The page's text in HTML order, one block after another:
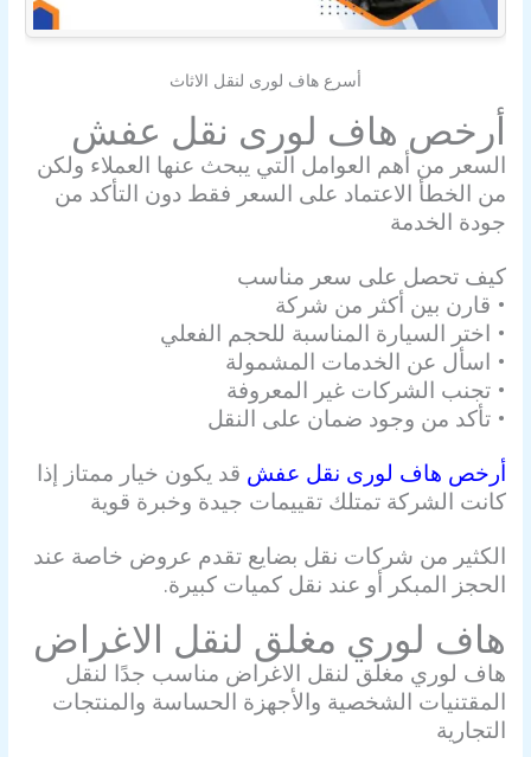
أسرع هاف لورى لنقل الاثاث
أرخص هاف لورى نقل عفش
السعر من أهم العوامل التي يبحث عنها العملاء ولكن
من الخطأ الاعتماد على السعر فقط دون التأكد من
جودة الخدمة
كيف تحصل على سعر مناسب
• قارن بين أكثر من شركة
• اختر السيارة المناسبة للحجم الفعلي
• اسأل عن الخدمات المشمولة
• تجنب الشركات غير المعروفة
• تأكد من وجود ضمان على النقل
أرخص هاف لورى نقل عفش قد يكون خيار ممتاز إذا
كانت الشركة تمتلك تقييمات جيدة وخبرة قوية
الكثير من شركات نقل بضايع تقدم عروض خاصة عند
الحجز المبكر أو عند نقل كميات كبيرة.
هاف لوري مغلق لنقل الاغراض
هاف لوري مغلق لنقل الاغراض مناسب جدًا لنقل
المقتنيات الشخصية والأجهزة الحساسة والمنتجات
التجارية